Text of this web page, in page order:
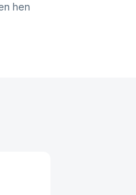
hen